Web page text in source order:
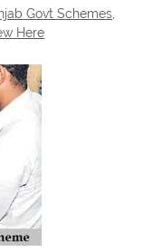
Govt Schemes
Here